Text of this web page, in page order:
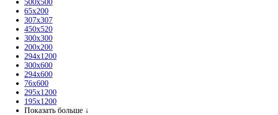
500x500
65x200
307x307
450x520
300x300
200x200
294x1200
300x600
294x600
76х600
295х1200
195х1200
Показать больше ↓